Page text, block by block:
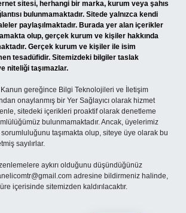
sitesi, herhangi bir marka, kurum veya şahıs
bulunmamaktadır. Sitede yalnızca kendi
paylaşılmaktadır. Burada yer alan içerikler
olup, gerçek kurum ve kişiler hakkında
Gerçek kurum ve kişiler ile isim
tesadüfidir. Sitemizdeki bilgiler taslak
niteliği taşımazlar.
Kanun gereğince Bilgi Teknolojileri ve İletişim
onaylanmış bir Yer Sağlayıcı olarak hizmet
sitedeki içerikleri proaktif olarak denetleme
bulunmamaktadır. Ancak, üyelerimiz
sorumluluğunu taşımakta olup, siteye üye olarak bu
sayılırlar.
aykırı olduğunu düşündüğünüz
adresine bildirmeniz halinde,
içerisinde sitemizden kaldırılacaktır.